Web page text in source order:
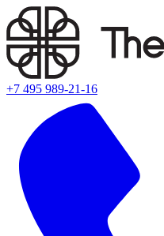
+7 495 989-21-16